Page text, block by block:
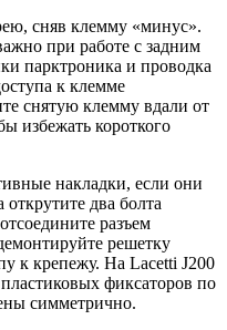
сняв клемму «минус».
при работе с задним
парктроника и проводка
к клемме
снятую клемму вдали от
избежать короткого
накладки, если они
два болта
разъем
решетку
к крепежу. На Lacetti J200
фиксаторов по
симметрично.